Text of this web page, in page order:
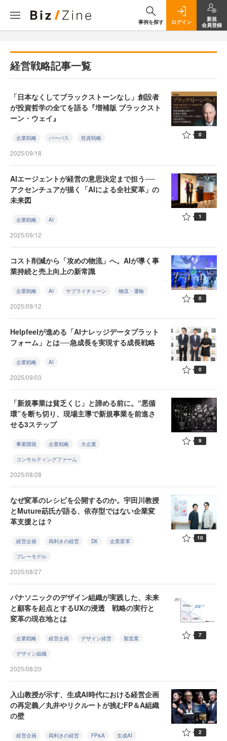
事例を探す ログイン
新規
会員登録
経営戦略記事一覧
「日本なくしてブラックストーンなし」創設者
が投資哲学の全てを語る『増補版 ブラックスト
ーン・ウェイ』
企業戦略 パーパス 投資戦略
2025/09/18
0
AIエージェントが経営の意思決定まで担う──
アクセンチュアが描く「AIによる全社変革」の
未来図
企業戦略 AI
2025/09/12
1
コスト削減から「攻めの物流」へ。AIが導く事
業持続と売上向上の新常識
企業戦略 AI サプライチェーン 物流・運輸
2025/09/12
0
Helpfeelが進める「AIナレッジデータプラット
フォーム」とは──急成長を実現する成長戦略
企業戦略 AI
2025/09/03
0
「新規事業は貧乏くじ」と諦める前に。“悪循
環”を断ち切り、現場主導で新規事業を前進さ
せる3ステップ
事業開発 企業戦略 大企業
コンサルティングファーム
2025/08/28
9
なぜ変革のレシピを公開するのか。宇田川教授
とMuture莇氏が語る、依存型ではない企業変
革支援とは？
経営企画 両利きの経営 DX 企業変革
プレーモデル
2025/08/27
10
パナソニックのデザイン組織が実践した、未来
と顧客を起点とするUXの浸透 戦略の実行と
変革の現在地とは
企業戦略 経営企画 デザイン経営 製造業
デザイン組織
2025/08/20
7
入山教授が示す、生成AI時代における経営企画
の再定義／丸井やリクルートが挑むFP＆A組織
の壁
経営企画 両利きの経営 FP&A 生成AI 2